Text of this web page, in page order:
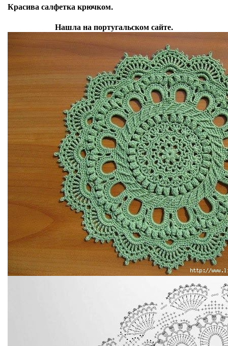
Красива салфетка крючком.
Нашла на португальском сайте.